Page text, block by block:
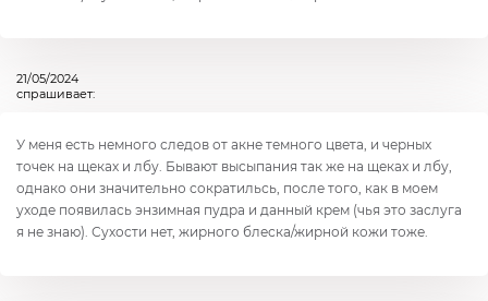
21/05/2024
спрашивает:
У меня есть немного следов от акне темного цвета, и черных
точек на щеках и лбу. Бывают высыпания так же на щеках и лбу,
однако они значительно сократильсь, после того, как в моем
уходе появилась энзимная пудра и данный крем (чья это заслуга
я не знаю). Сухости нет, жирного блеска/жирной кожи тоже.